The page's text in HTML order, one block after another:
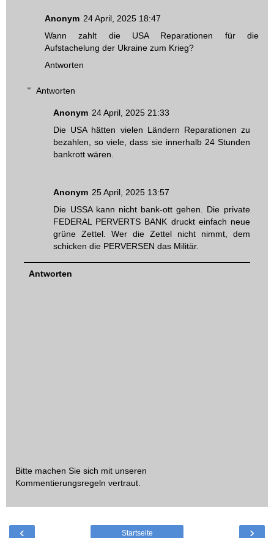
Anonym 24 April, 2025 18:47
Wann zahlt die USA Reparationen für die
Aufstachelung der Ukraine zum Krieg?
Antworten
Antworten
Anonym 24 April, 2025 21:33
Die USA hätten vielen Ländern Reparationen zu
bezahlen, so viele, dass sie innerhalb 24 Stunden
bankrott wären.
Anonym 25 April, 2025 13:57
Die USSA kann nicht bank-ott gehen. Die private
FEDERAL PERVERTS BANK druckt einfach neue
grüne Zettel. Wer die Zettel nicht nimmt, dem
schicken die PERVERSEN das Militär.
Antworten
Bitte machen Sie sich mit unseren
Kommentierungsregeln vertraut.
‹ ›
Startseite